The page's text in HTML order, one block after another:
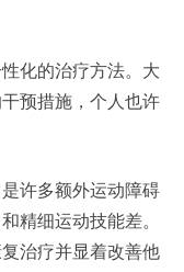
化的治疗方法。大
预措施，个人也许
许多额外运动障碍
精细运动技能差。
治疗并显着改善他